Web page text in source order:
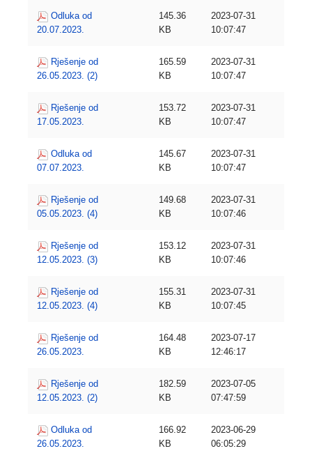
Odluka od
20.07.2023.
145.36
KB
2023-07-31
10:07:47
Rješenje od
26.05.2023. (2)
165.59
KB
2023-07-31
10:07:47
Rješenje od
17.05.2023.
153.72
KB
2023-07-31
10:07:47
Odluka od
07.07.2023.
145.67
KB
2023-07-31
10:07:47
Rješenje od
05.05.2023. (4)
149.68
KB
2023-07-31
10:07:46
Rješenje od
12.05.2023. (3)
153.12
KB
2023-07-31
10:07:46
Rješenje od
12.05.2023. (4)
155.31
KB
2023-07-31
10:07:45
Rješenje od
26.05.2023.
164.48
KB
2023-07-17
12:46:17
Rješenje od
12.05.2023. (2)
182.59
KB
2023-07-05
07:47:59
Odluka od
26.05.2023.
166.92
KB
2023-06-29
06:05:29